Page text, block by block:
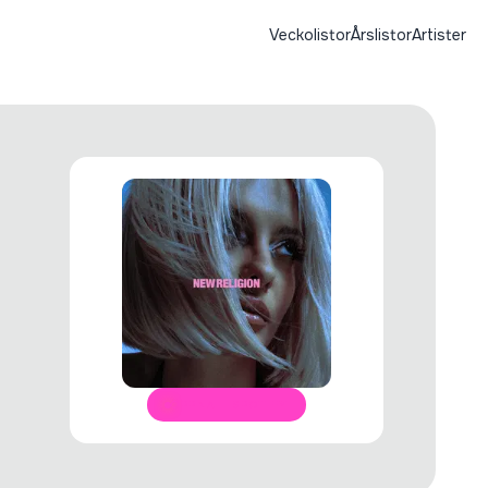
VeckolistorÅrslistorArtister